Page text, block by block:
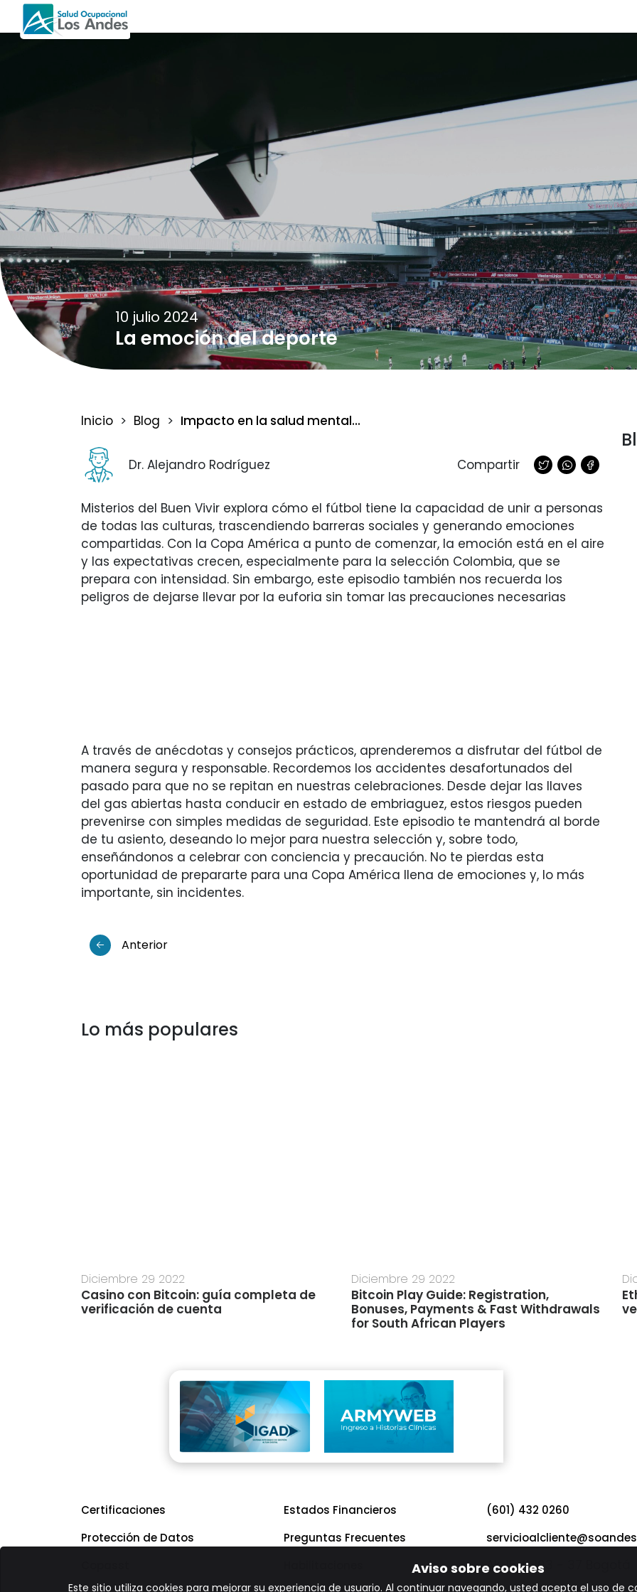
Aviso sobre cookies
Este sitio utiliza cookies para mejorar su experiencia de usuario. Al continuar navegando, usted acepta el uso de
10 julio 2024
La emoción del deporte
Inicio > Blog > Impacto en la salud mental...
Dr. Alejandro Rodríguez Compartir
Misterios del Buen Vivir explora cómo el fútbol tiene la capacidad de unir a personas
de todas las culturas, trascendiendo barreras sociales y generando emociones
compartidas. Con la Copa América a punto de comenzar, la emoción está en el aire
y las expectativas crecen, especialmente para la selección Colombia, que se
prepara con intensidad. Sin embargo, este episodio también nos recuerda los
peligros de dejarse llevar por la euforia sin tomar las precauciones necesarias
A través de anécdotas y consejos prácticos, aprenderemos a disfrutar del fútbol de
manera segura y responsable. Recordemos los accidentes desafortunados del
pasado para que no se repitan en nuestras celebraciones. Desde dejar las llaves
del gas abiertas hasta conducir en estado de embriaguez, estos riesgos pueden
prevenirse con simples medidas de seguridad. Este episodio te mantendrá al borde
de tu asiento, deseando lo mejor para nuestra selección y, sobre todo,
enseñándonos a celebrar con conciencia y precaución. No te pierdas esta
oportunidad de prepararte para una Copa América llena de emociones y, lo más
importante, sin incidentes.
Anterior
Lo más populares
Diciembre 29 2022
Casino con Bitcoin: guía completa de
verificación de cuenta
Diciembre 29 2022
Bitcoin Play Guide: Registration,
Bonuses, Payments & Fast Withdrawals
for South African Players
Certificaciones
Protección de Datos
Estados Financieros
Preguntas Frecuentes
(601) 432 0260
Ak. 15 # 103 - 37 Bogotá